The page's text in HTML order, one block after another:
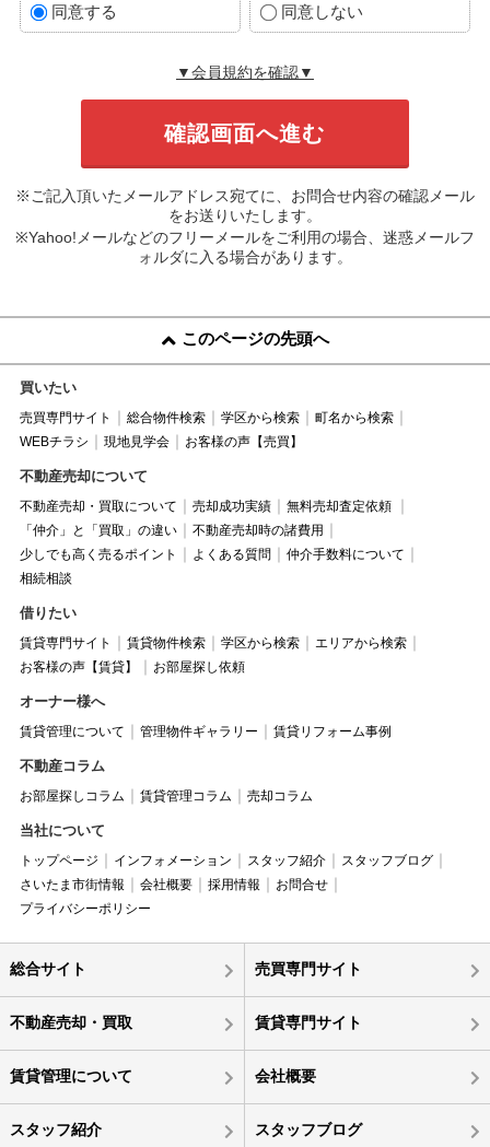
同意する 同意しない
▼会員規約を確認▼
※ご記入頂いたメールアドレス宛てに、お問合せ内容の確認メール
をお送りいたします。
※Yahoo!メールなどのフリーメールをご利用の場合、迷惑メールフ
ォルダに入る場合があります。
このページの先頭へ
買いたい
売買専門サイト 総合物件検索 学区から検索
町名から検索
WEBチラシ
現地見学会 お客様の声【売買】
不動産売却について
不動産売却・買取について 売却成功実績
無料売却査定依頼
「仲介」と「買取」の違い
不動産売却時の諸費用
少しでも高く売るポイント
よくある質問
仲介手数料について
相続相談
借りたい
賃貸専門サイト 賃貸物件検索 学区から検索
エリアから検索
お客様の声【賃貸】
お部屋探し依頼
オーナー様へ
賃貸管理について 管理物件ギャラリー 賃貸リフォーム事例
不動産コラム
お部屋探しコラム 賃貸管理コラム 売却コラム
当社について
トップページ インフォメーション スタッフ紹介
スタッフブログ
さいたま市街情報
会社概要 採用情報
お問合せ
プライバシーポリシー
総合サイト 売買専門サイト
不動産売却・買取 賃貸専門サイト
賃貸管理について 会社概要
スタッフ紹介 スタッフブログ